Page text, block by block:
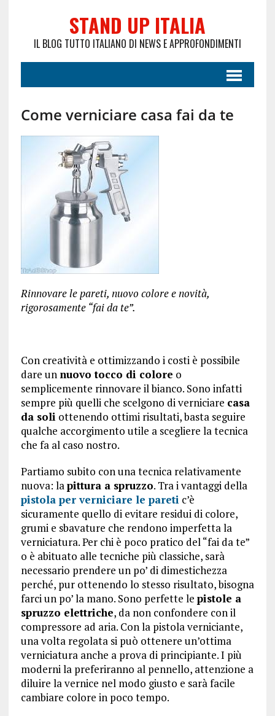
STAND UP ITALIA
IL BLOG TUTTO ITALIANO DI NEWS E APPROFONDIMENTI
Come verniciare casa fai da te
Rinnovare le pareti, nuovo colore e novità,
rigorosamente “fai da te”.
Con creatività e ottimizzando i costi è possibile
dare un nuovo tocco di colore o
semplicemente rinnovare il bianco. Sono infatti
sempre più quelli che scelgono di verniciare casa
da soli ottenendo ottimi risultati, basta seguire
qualche accorgimento utile a scegliere la tecnica
che fa al caso nostro.
Partiamo subito con una tecnica relativamente
nuova: lapittura a spruzzo. Tra i vantaggi della
pistola per verniciare le pareti c’è
sicuramente quello di evitare residui di colore,
grumi e sbavature che rendono imperfetta la
verniciatura. Per chi è poco pratico del “fai da te”
o è abituato alle tecniche più classiche, sarà
necessario prendere un po’ di dimestichezza
perché, pur ottenendo lo stesso risultato, bisogna
farci un po’ la mano. Sono perfette le pistole a
spruzzo elettriche, da non confondere con il
compressore ad aria. Con la pistola verniciante,
una volta regolata si può ottenere un’ottima
verniciatura anche a prova di principiante. I più
moderni la preferiranno al pennello, attenzione a
diluire la vernice nel modo giusto e sarà facile
cambiare colore in poco tempo.